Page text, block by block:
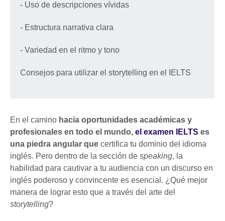
- Uso de descripciones vívidas
- Estructura narrativa clara
- Variedad en el ritmo y tono
Consejos para utilizar el storytelling en el IELTS
En el camino hacia oportunidades académicas y
profesionales en todo el mundo, el examen IELTS es
una piedra angular que certifica tu dominio del idioma
inglés. Pero dentro de la sección de speaking, la
habilidad para cautivar a tu audiencia con un discurso en
inglés poderoso y convincente es esencial. ¿Qué mejor
manera de lograr esto que a través del arte del
storytelling?